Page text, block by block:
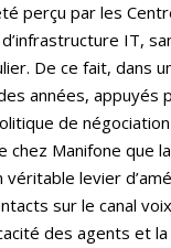
perçu par les
IT,
De ce fait, dans
années, appuyés
de
chez Manifone que
levier
sur le canal
des agents et la